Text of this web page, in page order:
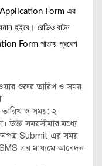
Application Form এর
হইবে। রেডিও বাটন
Form পাতায় প্রবেশ
শুরুর তারিখ ও সময়:
ও সময়: ২
উক্ত সময়সীমার মধ্যে
Submit এর সময়
SMS এর মাধ্যমে আবেদন